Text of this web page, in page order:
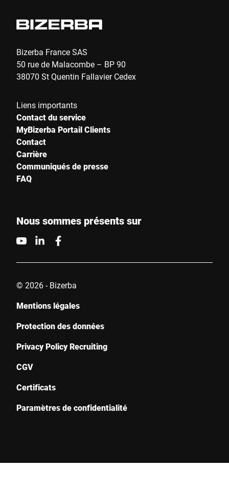
Bizerba France SAS
50 rue de Malacombe – BP 90
38070 St Quentin Fallavier Cedex
Liens importants
Contact du service
MyBizerba Portail Clients
Contact
Carrière
Communiqués de presse
FAQ
Nous sommes présents sur
© 2026 - Bizerba
Mentions légales
Protection des données
Privacy Policy Recruiting
CGV
Certificats
Paramètres de confidentialité